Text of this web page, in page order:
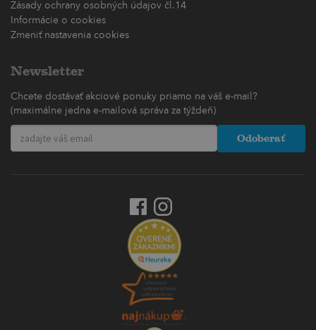
Zásady ochrany osobných údajov čl.14
Informácie o cookies
Zmeniť nastavenia cookies
Newsletter
Chcete dostávať akciové ponuky priamo na váš e-mail?
(maximálne jedna e-mailová správa za týždeň)
Odoberať